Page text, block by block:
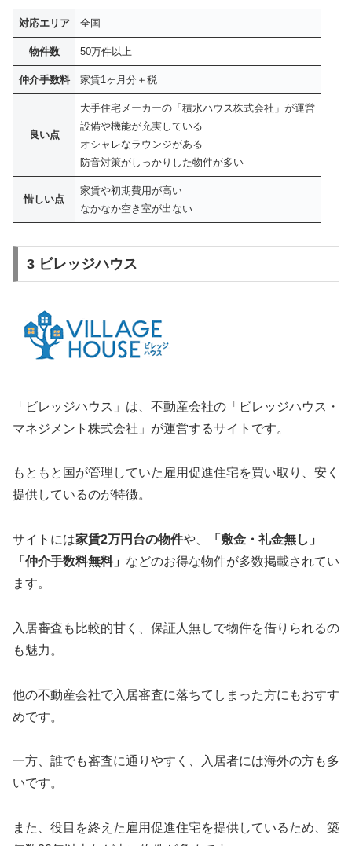
対応エリア 全国
物件数 50万件以上
仲介手数料 家賃1ヶ月分＋税
良い点
大手住宅メーカーの「積水ハウス株式会社」が運営
設備や機能が充実している
オシャレなラウンジがある
防音対策がしっかりした物件が多い
惜しい点
家賃や初期費用が高い
なかなか空き室が出ない
3 ビレッジハウス
「ビレッジハウス」は、不動産会社の「ビレッジハウス・
マネジメント株式会社」が運営するサイトです。
もともと国が管理していた雇用促進住宅を買い取り、安く
提供しているのが特徴。
サイトには家賃2万円台の物件や、
「敷金・礼金無し」
「仲介手数料無料」 などのお得な物件が多数掲載されてい
ます。
入居審査も比較的甘く、保証人無しで物件を借りられるの
も魅力。
他の不動産会社で入居審査に落ちてしまった方にもおすす
めです。
一方、誰でも審査に通りやすく、入居者には海外の方も多
いです。
また、役目を終えた雇用促進住宅を提供しているため、築